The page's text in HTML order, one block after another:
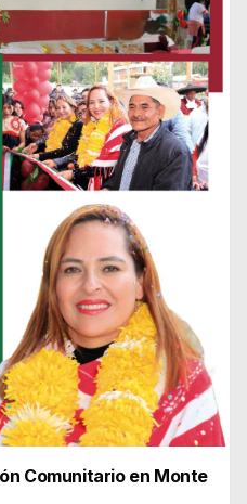
Comunitario en Monte